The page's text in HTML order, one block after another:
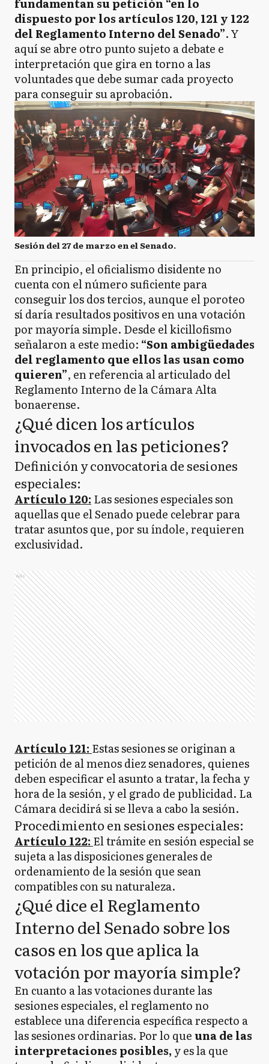
fundamentan su petición “en lo
dispuesto por los artículos 120, 121 y 122
del Reglamento Interno del Senado”. Y
aquí se abre otro punto sujeto a debate e
interpretación que gira en torno a las
voluntades que debe sumar cada proyecto
para conseguir su aprobación.
Sesión del 27 de marzo en el Senado.
En principio, el oficialismo disidente no
cuenta con el número suficiente para
conseguir los dos tercios, aunque el poroteo
sí daría resultados positivos en una votación
por mayoría simple. Desde el kicillofismo
señalaron a este medio: “Son ambigüedades
del reglamento que ellos las usan como
quieren”, en referencia al articulado del
Reglamento Interno de la Cámara Alta
bonaerense.
¿Qué dicen los artículos
invocados en las peticiones?
Definición y convocatoria de sesiones
especiales:
Artículo 120: Las sesiones especiales son
aquellas que el Senado puede celebrar para
tratar asuntos que, por su índole, requieren
exclusividad.
Ads
Artículo 121: Estas sesiones se originan a
petición de al menos diez senadores, quienes
deben especificar el asunto a tratar, la fecha y
hora de la sesión, y el grado de publicidad. La
Cámara decidirá si se lleva a cabo la sesión.
Procedimiento en sesiones especiales:
Artículo 122: El trámite en sesión especial se
sujeta a las disposiciones generales de
ordenamiento de la sesión que sean
compatibles con su naturaleza.​
¿Qué dice el Reglamento
Interno del Senado sobre los
casos en los que aplica la
votación por mayoría simple?
En cuanto a las votaciones durante las
sesiones especiales, el reglamento no
establece una diferencia específica respecto a
las sesiones ordinarias. Por lo queuna de las
interpretaciones posibles, y es la que